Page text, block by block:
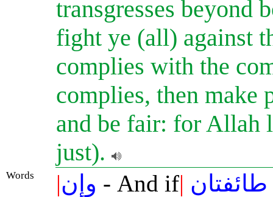
transgresses beyond
fight ye (all) against
complies with the
complies, then make
and be fair: for Allah
just).
Words |وإن - And if| طائفتان